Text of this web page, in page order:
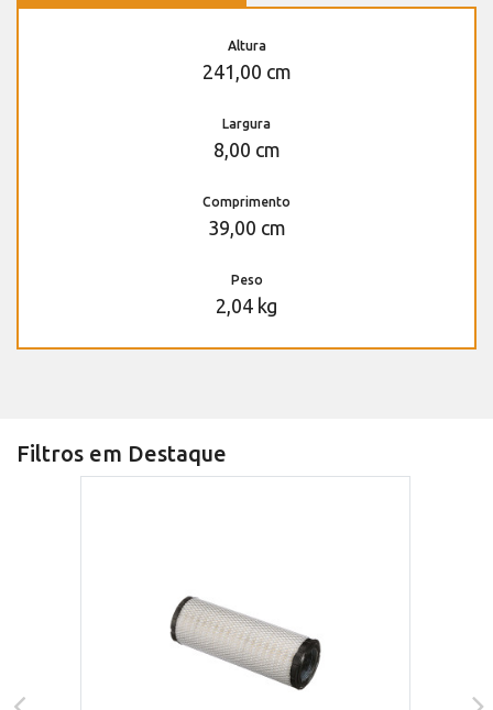
Altura
241,00 cm
Largura
8,00 cm
Comprimento
39,00 cm
Peso
2,04 kg
Filtros em Destaque